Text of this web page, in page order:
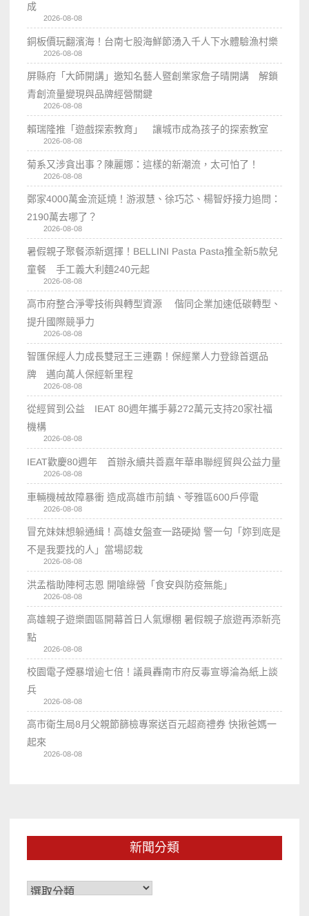
成
2026-08-08
銅板價玩翻濱海！台南七股海鮮節湧入千人下水體驗漁村樂
2026-08-08
屏縣府「大師開講」邀知名藝人暨創業家詹子晴開講 解鎖
青創流量變現與品牌經營關鍵
2026-08-08
賴瑞隆推「遊戲探索教育」 讓城市成為孩子的探索教室
2026-08-08
菊系又涉貪出事？陳麗娜：這樣的新潮流，太可怕了！
2026-08-08
鄭家4000萬金流延燒！游淑慧、徐巧芯、楊智妤接力追問：
2190萬去哪了？
2026-08-08
暑假親子聚餐添新選擇！BELLINI Pasta Pasta推全新5款兒
童餐 手工義大利麵240元起
2026-08-08
高市府整合淨零技術與轉型資源 偕同企業加速低碳轉型、
提升國際競爭力
2026-08-08
智匯保經人力成長雙冠王三連霸！保經業人力登錄首選品
牌 邁向萬人保經新里程
2026-08-08
從經貿到公益 IEAT 80週年攜手募272萬元支持20家社福
機構
2026-08-08
IEAT歡慶80週年 首辦永續共善嘉年華串聯經貿與公益力量
2026-08-08
車輛機械故障暴衝 造成高雄市前鎮、苓雅區600戶停電
2026-08-08
冒充妹妹想躲通緝！高雄女盤查一路硬拗 警一句「妳到底是
不是我要找的人」當場認栽
2026-08-08
洪孟楷助陣柯志恩 開嗆綠營「食安與防疫無能」
2026-08-08
高雄親子遊樂園區開幕首日人氣爆棚 暑假親子旅遊再添新亮
點
2026-08-08
校園電子煙暴增逾七倍！議員轟南市府反毒宣導淪為紙上談
兵
2026-08-08
高市衛生局8月父親節篩檢專案送百元超商禮券 快揪爸媽一
起來
2026-08-08
新聞分類
新